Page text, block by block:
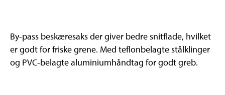
By-pass beskæresaks der giver bedre snitflade, hvilket
er godt for friske grene. Med teflonbelagte stålklinger
og PVC-belagte aluminiumhåndtag for godt greb.